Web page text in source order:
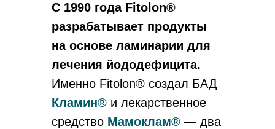
С 1990 года Fitolon®
разрабатывает продукты
на основе ламинарии для
лечения йододефицита.
Именно Fitolon® создал БАД
Кламин® и лекарственное
средство Мамоклам® — два